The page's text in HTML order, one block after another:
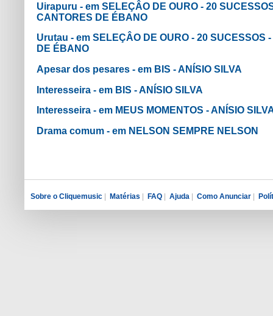
Uirapuru - em SELEÇÂO DE OURO - 20
CANTORES DE ÉBANO
Urutau - em SELEÇÂO DE OURO - 20 SUCESSOS
DE ÉBANO
Apesar dos pesares - em BIS - ANÍSIO SILVA
Interesseira - em BIS - ANÍSIO SILVA
Interesseira - em MEUS MOMENTOS - ANÍSIO
Drama comum - em NELSON SEMPRE NELSON
Sobre o Cliquemusic | Matérias | FAQ | Ajuda | Como Anunciar |